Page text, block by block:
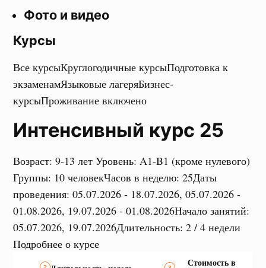
Фото и видео
Курсы
Все курсыКруглогодичные курсыПодготовка к
экзаменамЯзыковые лагеряБизнес-
курсыПроживание включено
Интенсивный курс 25
Возраст: 9-13 летУровень: A1-B1 (кроме нулевого)
Группы: 10 человекЧасов в неделю: 25Даты
проведения: 05.07.2026 - 18.07.2026, 05.07.2026 -
01.08.2026, 19.07.2026 - 01.08.2026Начало занятий:
05.07.2026, 19.07.2026Длительность: 2 / 4 недели
Подробнее о курсе
Стоимость в